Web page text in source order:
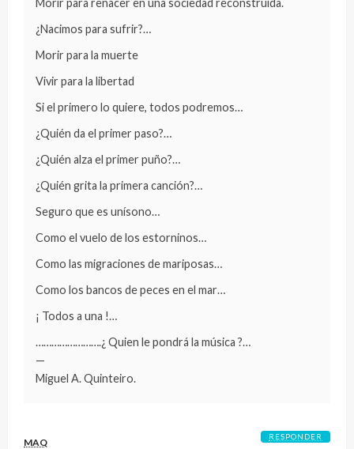
Morir para renacer en una sociedad reconstruida.
¿Nacimos para sufrir?…
Morir para la muerte
Vivir para la libertad
Si el primero lo quiere, todos podremos…
¿Quién da el primer paso?…
¿Quién alza el primer puño?…
¿Quién grita la primera canción?…
Seguro que es unísono…
Como el vuelo de los estorninos…
Como las migraciones de mariposas…
Como los bancos de peces en el mar…
¡ Todos a una !…
…………………….¿ Quien le pondrá la música ?…
—
Miguel A. Quinteiro.
MAQ
RESPONDER